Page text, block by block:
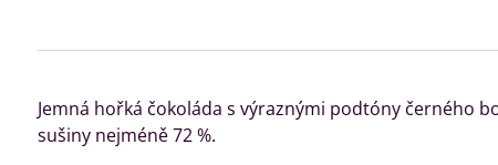
Jemná hořká čokoláda s výraznými podtóny černého
sušiny nejméně 72 %.